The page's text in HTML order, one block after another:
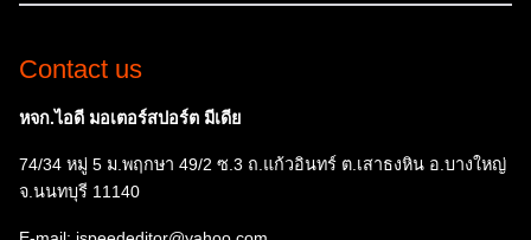
Contact us
หจก.ไอดี มอเตอร์สปอร์ต มีเดีย
74/34 หมู่ 5 ม.พฤกษา 49/2 ซ.3 ถ.แก้วอินทร์ ต.เสาธงหิน อ.บางใหญ่
จ.นนทบุรี 11140